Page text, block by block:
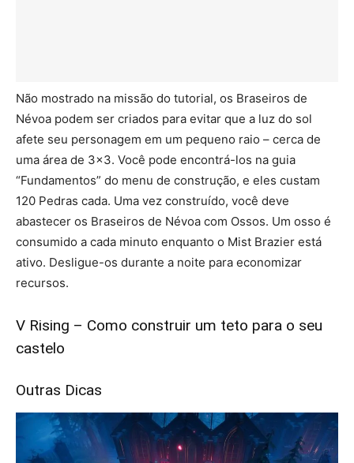
Não mostrado na missão do tutorial, os Braseiros de
Névoa podem ser criados para evitar que a luz do sol
afete seu personagem em um pequeno raio – cerca de
uma área de 3×3. Você pode encontrá-los na guia
“Fundamentos” do menu de construção, e eles custam
120 Pedras cada. Uma vez construído, você deve
abastecer os Braseiros de Névoa com Ossos. Um osso é
consumido a cada minuto enquanto o Mist Brazier está
ativo. Desligue-os durante a noite para economizar
recursos.
V Rising – Como construir um teto para o seu
castelo
Outras Dicas